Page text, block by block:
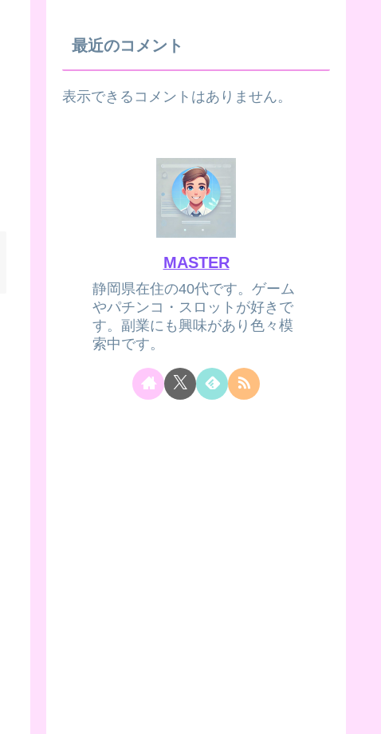
最近のコメント
表示できるコメントはありません。
MASTER
静岡県在住の40代です。ゲーム
やパチンコ・スロットが好きで
す。副業にも興味があり色々模
索中です。